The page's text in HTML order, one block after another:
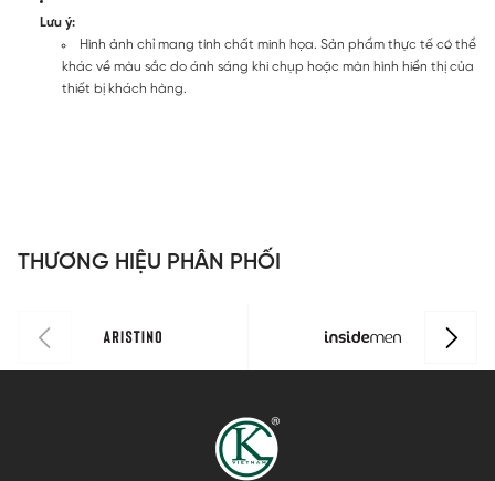
Lưu ý:
Hình ảnh chỉ mang tính chất minh họa. Sản phẩm thực tế có thể
khác về màu sắc do ánh sáng khi chụp hoặc màn hình hiển thị của
thiết bị khách hàng.
THƯƠNG HIỆU PHÂN PHỐI